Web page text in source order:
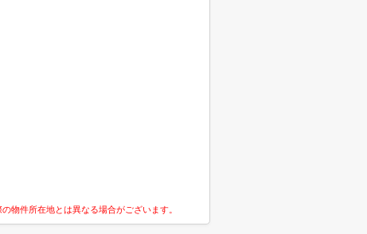
物件所在地とは異なる場合がございます。